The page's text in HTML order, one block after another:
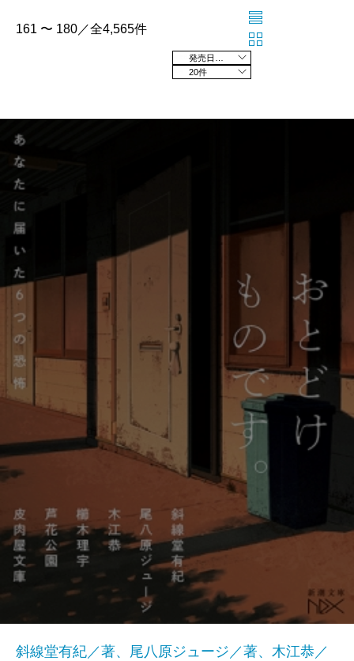
161 〜 180／全4,565件
20件
斜線堂有紀／著、尾八原ジュージ／著、木江恭／